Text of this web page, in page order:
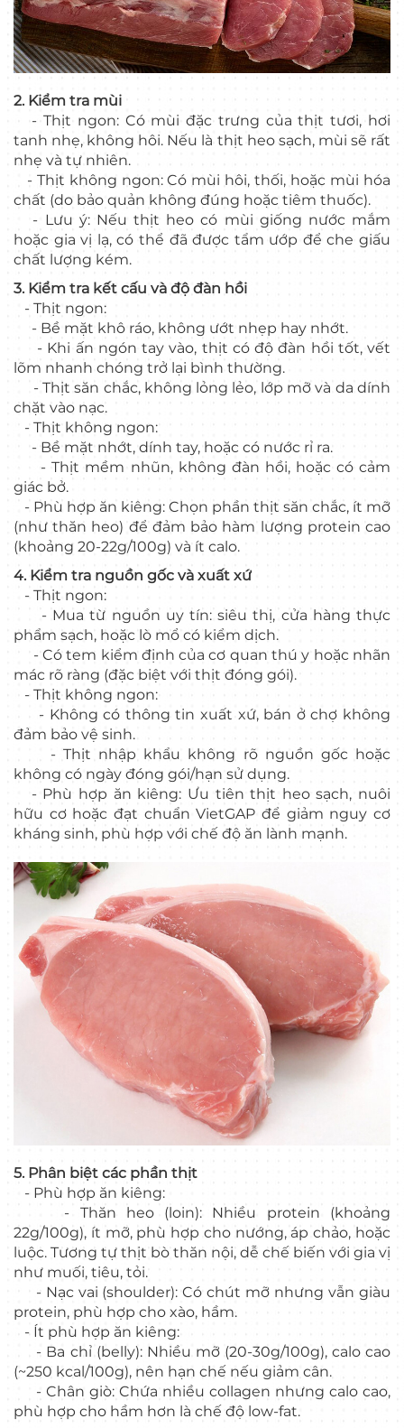
2. Kiểm tra mùi
- Thịt ngon: Có mùi đặc trưng của thịt tươi, hơi
tanh nhẹ, không hôi. Nếu là thịt heo sạch, mùi sẽ rất
nhẹ và tự nhiên.
- Thịt không ngon: Có mùi hôi, thối, hoặc mùi hóa
chất (do bảo quản không đúng hoặc tiêm thuốc).
- Lưu ý: Nếu thịt heo có mùi giống nước mắm
hoặc gia vị lạ, có thể đã được tẩm ướp để che giấu
chất lượng kém.
3. Kiểm tra kết cấu và độ đàn hồi
- Thịt ngon:
- Bề mặt khô ráo, không ướt nhẹp hay nhớt.
- Khi ấn ngón tay vào, thịt có độ đàn hồi tốt, vết
lõm nhanh chóng trở lại bình thường.
- Thịt săn chắc, không lỏng lẻo, lớp mỡ và da dính
chặt vào nạc.
- Thịt không ngon:
- Bề mặt nhớt, dính tay, hoặc có nước rỉ ra.
- Thịt mềm nhũn, không đàn hồi, hoặc có cảm
giác bở.
- Phù hợp ăn kiêng: Chọn phần thịt săn chắc, ít mỡ
(như thăn heo) để đảm bảo hàm lượng protein cao
(khoảng 20-22g/100g) và ít calo.
4. Kiểm tra nguồn gốc và xuất xứ
- Thịt ngon:
- Mua từ nguồn uy tín: siêu thị, cửa hàng thực
phẩm sạch, hoặc lò mổ có kiểm dịch.
- Có tem kiểm định của cơ quan thú y hoặc nhãn
mác rõ ràng (đặc biệt với thịt đóng gói).
- Thịt không ngon:
- Không có thông tin xuất xứ, bán ở chợ không
đảm bảo vệ sinh.
- Thịt nhập khẩu không rõ nguồn gốc hoặc
không có ngày đóng gói/hạn sử dụng.
- Phù hợp ăn kiêng: Ưu tiên thịt heo sạch, nuôi
hữu cơ hoặc đạt chuẩn VietGAP để giảm nguy cơ
kháng sinh, phù hợp với chế độ ăn lành mạnh.
5. Phân biệt các phần thịt
- Phù hợp ăn kiêng:
- Thăn heo (loin): Nhiều protein (khoảng
22g/100g), ít mỡ, phù hợp cho nướng, áp chảo, hoặc
luộc. Tương tự thịt bò thăn nội, dễ chế biến với gia vị
như muối, tiêu, tỏi.
- Nạc vai (shoulder): Có chút mỡ nhưng vẫn giàu
protein, phù hợp cho xào, hầm.
- Ít phù hợp ăn kiêng:
- Ba chỉ (belly): Nhiều mỡ (20-30g/100g), calo cao
(~250 kcal/100g), nên hạn chế nếu giảm cân.
- Chân giò: Chứa nhiều collagen nhưng calo cao,
phù hợp cho hầm hơn là chế độ low-fat.